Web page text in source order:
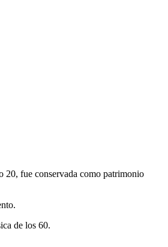
20, fue conservada como patrimonio
de los 60.